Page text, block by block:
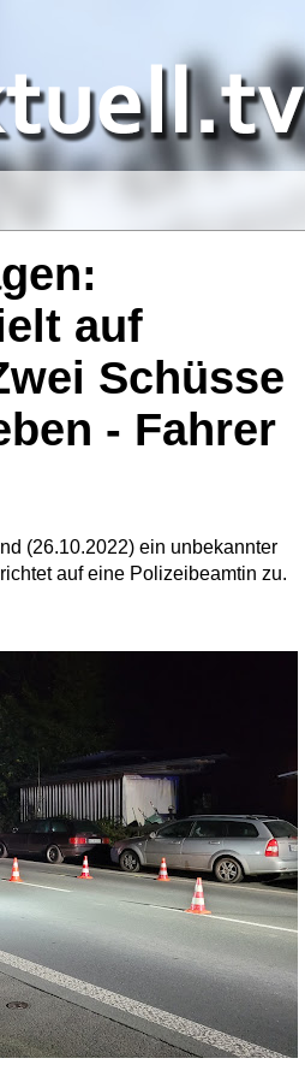
auf
Schüsse
- Fahrer
(26.10.2022) ein unbekannter
auf eine Polizeibeamtin zu.